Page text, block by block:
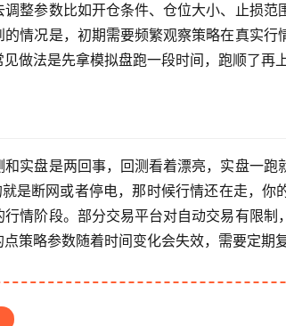
整参数比如开仓条件、仓位大小、止损
情况是，初期需要频繁观察策略在真实
做法是先拿模拟盘跑一段时间，跑顺了再上
实盘是两回事，回测看着漂亮，实盘一跑
是断网或者停电，那时候行情还在走，你
情阶段。部分交易平台对自动交易有限
策略参数随着时间变化会失效，需要定期